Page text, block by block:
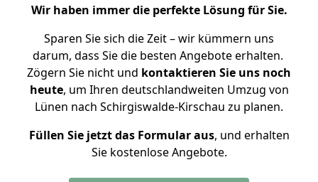
Wir haben immer die perfekte Lösung für Sie.
Sparen Sie sich die Zeit – wir kümmern uns
darum, dass Sie die besten Angebote erhalten.
Zögern Sie nicht und kontaktieren Sie uns noch
heute, um Ihren deutschlandweiten Umzug von
Lünen nach Schirgiswalde-Kirschau zu planen.
Füllen Sie jetzt das Formular aus, und erhalten
Sie kostenlose Angebote.